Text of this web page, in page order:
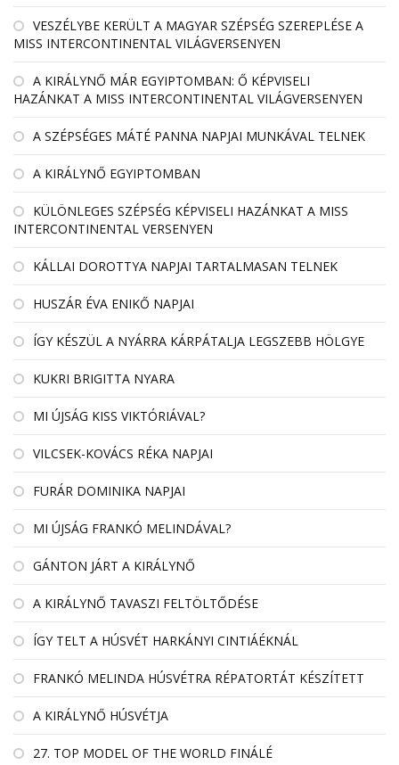
VESZÉLYBE KERÜLT A MAGYAR SZÉPSÉG SZEREPLÉSE A
MISS INTERCONTINENTAL VILÁGVERSENYEN
A KIRÁLYNŐ MÁR EGYIPTOMBAN: Ő KÉPVISELI
HAZÁNKAT A MISS INTERCONTINENTAL VILÁGVERSENYEN
A SZÉPSÉGES MÁTÉ PANNA NAPJAI MUNKÁVAL TELNEK
A KIRÁLYNŐ EGYIPTOMBAN
KÜLÖNLEGES SZÉPSÉG KÉPVISELI HAZÁNKAT A MISS
INTERCONTINENTAL VERSENYEN
KÁLLAI DOROTTYA NAPJAI TARTALMASAN TELNEK
HUSZÁR ÉVA ENIKŐ NAPJAI
ÍGY KÉSZÜL A NYÁRRA KÁRPÁTALJA LEGSZEBB HÖLGYE
KUKRI BRIGITTA NYARA
MI ÚJSÁG KISS VIKTÓRIÁVAL?
VILCSEK-KOVÁCS RÉKA NAPJAI
FURÁR DOMINIKA NAPJAI
MI ÚJSÁG FRANKÓ MELINDÁVAL?
GÁNTON JÁRT A KIRÁLYNŐ
A KIRÁLYNŐ TAVASZI FELTÖLTŐDÉSE
ÍGY TELT A HÚSVÉT HARKÁNYI CINTIÁÉKNÁL
FRANKÓ MELINDA HÚSVÉTRA RÉPATORTÁT KÉSZÍTETT
A KIRÁLYNŐ HÚSVÉTJA
27. TOP MODEL OF THE WORLD FINÁLÉ